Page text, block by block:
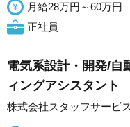
月給28万円～60万円
正社員
電気系設計・開発/自
ィングアシスタント
株式会社スタッフサービ